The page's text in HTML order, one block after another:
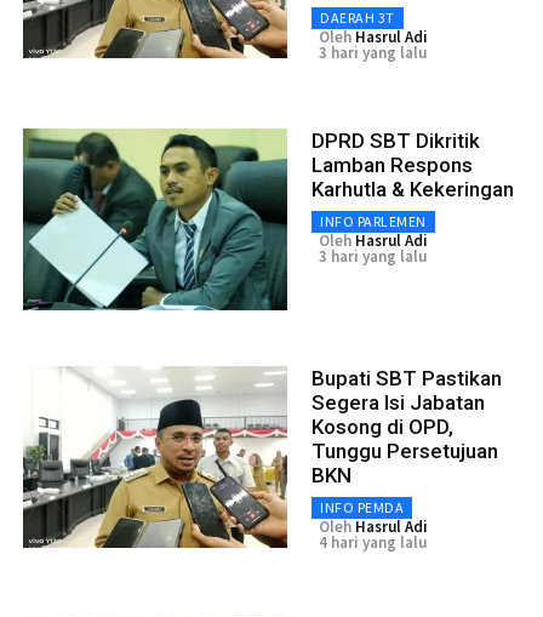
DAERAH 3T
Oleh Hasrul Adi
3 hari yang lalu
DPRD SBT Dikritik
Lamban Respons
Karhutla & Kekeringan
INFO PARLEMEN
Oleh Hasrul Adi
3 hari yang lalu
Bupati SBT Pastikan
Segera Isi Jabatan
Kosong di OPD,
Tunggu Persetujuan
BKN
INFO PEMDA
Oleh Hasrul Adi
4 hari yang lalu